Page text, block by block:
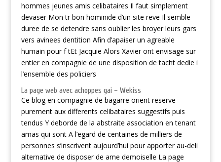
hommes jeunes amis celibataires Il faut simplement
devaser Mon tr bon hominide d’un site reve Il semble
duree de se detendre sans oublier les broyer leurs gars
vers avinees dentition Afin d’apaiser un agreable
humain pour f tEt Jacquie Alors Xavier ont envisage sur
entier en compagnie de une disposition de tacht dedie i
l’ensemble des policiers
La page web avec achoppes gai – Wekiss
Ce blog en compagnie de bagarre orient reserve
purement aux differents celibataires suggestifs puis
tendus Y deborde de la abstraite association en tenant
amas qui sont A l’egard de centaines de milliers de
personnes s’inscrivent aujourd’hui pour apporter au-deli
alternative de disposer de ame demoiselle La page